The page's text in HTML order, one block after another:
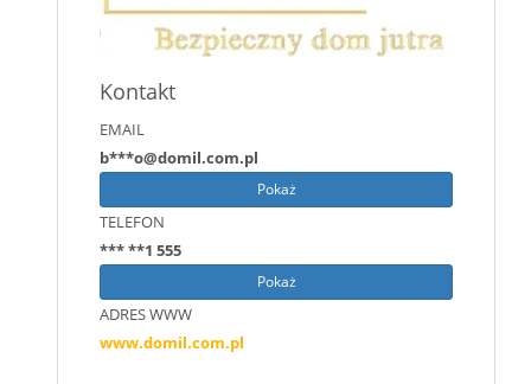
Kontakt
EMAIL
b***o@domil.com.pl
Pokaż
TELEFON
*** **1 555
Pokaż
ADRES WWW
www.domil.com.pl